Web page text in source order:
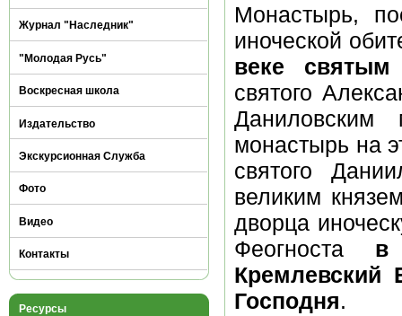
Монастырь,
иноческой
веке святым
святого
монастырь на
святого
великим
дворца
Феогноста в
Кремлевский
Господня.
Журнал "Наследник"
"Молодая Русь"
Воскресная школа
Издательство
Экскурсионная Служба
Фото
Видео
Контакты
Ресурсы